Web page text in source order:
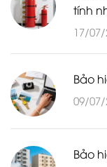
tính
17/
Bảo
09/07/
Bảo